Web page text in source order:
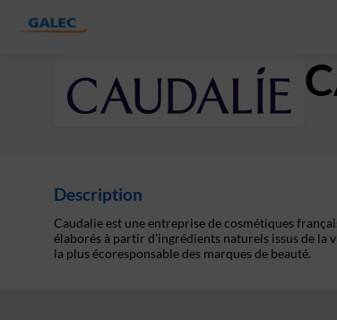
Description
Caudalie est une entreprise de cosmétiques
élaborés à partir d’ingrédients naturels issus de la
la plus écoresponsable des marques de beauté.